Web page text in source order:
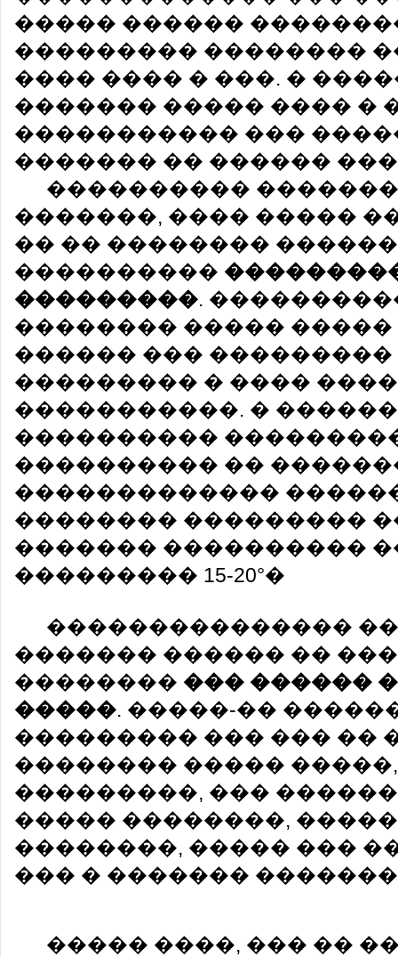
����� ������
��������� ��������
���� ���� � ���. �
������� ����� ���� �
����������� ���
������� �� ������
����������
�������, ���� �����
�� �� ��������
����������
���������.
�������� ����� �����
������ ��� ���������
��������� � ����
�����������. �
����������
���������� ��
�������������
�������� ���������
������� ����������
��������� 15-20°�
���������������
������� ������ ��
�������� ��� ������
�����. �����-��
��������� ��� ��� ��
�������� �����
���������, ���
����� ��������,
��������, ����� ���
��� � �������
����� ����, ��� ��